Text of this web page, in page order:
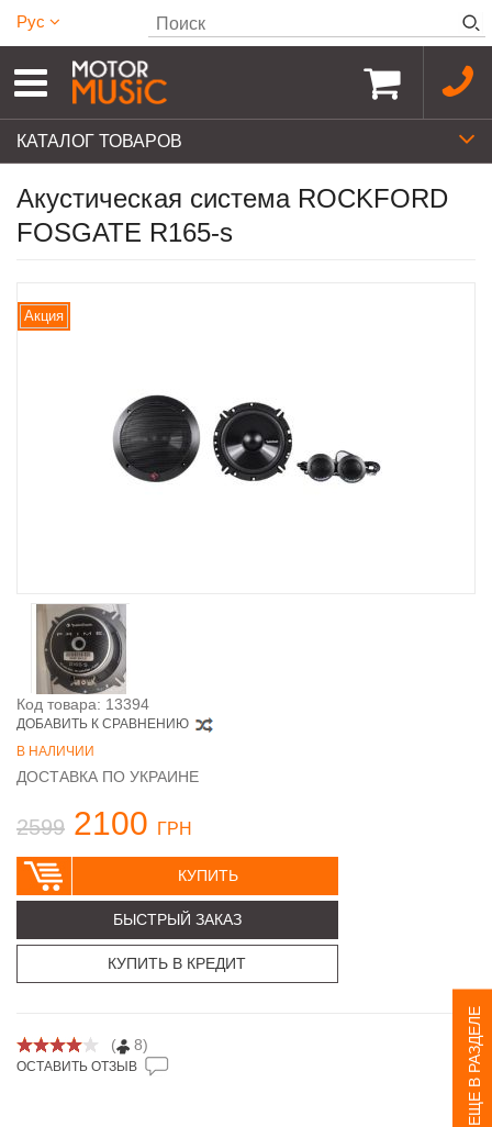
Рус
КАТАЛОГ ТОВАРОВ
ЕЩЕ В РАЗДЕЛЕ
Акустическая система ROCKFORD
FOSGATE R165-s
Акция
Код товара: 13394
ДОБАВИТЬ К СРАВНЕНИЮ
В НАЛИЧИИ
ДОСТАВКА ПО УКРАИНЕ
2599 2100 ГРН
КУПИТЬ
БЫСТРЫЙ ЗАКАЗ
КУПИТЬ В КРЕДИТ
( 8)
ОСТАВИТЬ ОТЗЫВ